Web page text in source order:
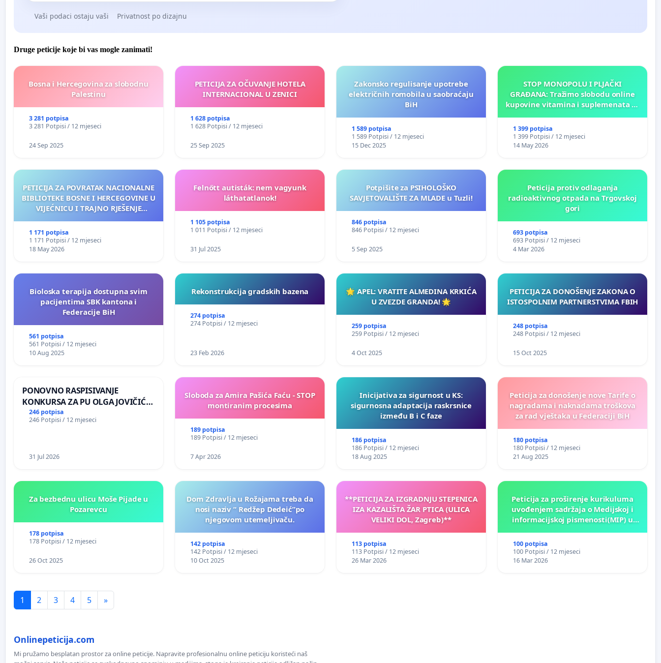
Vaši podaci ostaju vaši Privatnost po dizajnu
Druge peticije koje bi vas mogle zanimati!
Bosna i Hercegovina za slobodnu
Palestinu
3 281 potpisa
3 281 Potpisi / 12 mjeseci
24 Sep 2025
PETICIJA ZA OČUVANJE HOTELA
INTERNACIONAL U ZENICI
1 628 potpisa
1 628 Potpisi / 12 mjeseci
25 Sep 2025
Zakonsko regulisanje upotrebe
električnih romobila u saobraćaju
BiH
1 589 potpisa
1 589 Potpisi / 12 mjeseci
15 Dec 2025
STOP MONOPOLU I PLJAČKI
GRAĐANA: Tražimo slobodu online
kupovine vitamina i suplemenata za
1 399 potpisa
1 399 Potpisi / 12 mjeseci
14 May 2026
PETICIJA ZA POVRATAK NACIONALNE
BIBLIOTEKE BOSNE I HERCEGOVINE U
VIJEĆNICU I TRAJNO RJEŠENJE
1 171 potpisa
1 171 Potpisi / 12 mjeseci
18 May 2026
Felnőtt autisták: nem vagyunk
láthatatlanok!
1 105 potpisa
1 011 Potpisi / 12 mjeseci
31 Jul 2025
Potpišite za PSIHOLOŠKO
SAVJETOVALIŠTE ZA MLADE u Tuzli!
846 potpisa
846 Potpisi / 12 mjeseci
5 Sep 2025
Peticija protiv odlaganja
radioaktivnog otpada na Trgovskoj
gori
693 potpisa
693 Potpisi / 12 mjeseci
4 Mar 2026
Bioloska terapija dostupna svim
pacijentima SBK kantona i
Federacije BiH
561 potpisa
561 Potpisi / 12 mjeseci
10 Aug 2025
Rekonstrukcija gradskih bazena
274 potpisa
274 Potpisi / 12 mjeseci
23 Feb 2026
🌟 APEL: VRATITE ALMEDINA KRKIĆA
U ZVEZDE GRANDA! 🌟
259 potpisa
259 Potpisi / 12 mjeseci
4 Oct 2025
PETICIJA ZA DONOŠENJE ZAKONA O
ISTOSPOLNIM PARTNERSTVIMA FBIH
248 potpisa
248 Potpisi / 12 mjeseci
15 Oct 2025
PONOVNO RASPISIVANJE
KONKURSA ZA PU OLGA JOVIČIĆ
RITA KRALJEVO
246 potpisa
246 Potpisi / 12 mjeseci
31 Jul 2026
Sloboda za Amira Pašića Faću - STOP
montiranim procesima
189 potpisa
189 Potpisi / 12 mjeseci
7 Apr 2026
Inicijativa za sigurnost u KS:
sigurnosna adaptacija raskrsnice
između B i C faze
186 potpisa
186 Potpisi / 12 mjeseci
18 Aug 2025
Peticija za donošenje nove Tarife o
nagradama i naknadama troškova
za rad vještaka u Federaciji BiH
180 potpisa
180 Potpisi / 12 mjeseci
21 Aug 2025
Za bezbednu ulicu Moše Pijade u
Pozarevcu
178 potpisa
178 Potpisi / 12 mjeseci
26 Oct 2025
Dom Zdravlja u Rožajama treba da
nosi naziv “ Redžep Dedeić”po
njegovom utemeljivaču.
142 potpisa
142 Potpisi / 12 mjeseci
10 Oct 2025
**PETICIJA ZA IZGRADNJU STEPENICA
IZA KAZALIŠTA ŽAR PTICA (ULICA
VELIKI DOL, Zagreb)**
113 potpisa
113 Potpisi / 12 mjeseci
26 Mar 2026
Peticija za proširenje kurikuluma
uvođenjem sadržaja o Medijskoj i
informacijskoj pismenosti(MIP) u
Kantonu Sarajevo po kros-
kurikularnom modelu (u okviru više
100 potpisa
100 Potpisi / 12 mjeseci
16 Mar 2026
1 2 3 4 5 »
Onlinepeticija.com
Mi pružamo besplatan prostor za online peticije. Napravite profesionalnu online peticiju koristeći naš